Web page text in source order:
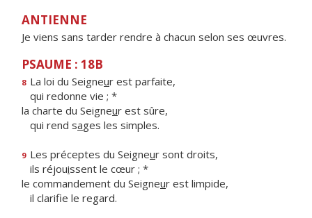
ANTIENNE
Je viens sans tarder rendre à chacun selon ses œuvres.
PSAUME : 18B
8 La loi du Seigneur est parfaite,
qui redonne vie ; *
la charte du Seigneur est sûre,
qui rend sages les simples.
9 Les préceptes du Seigneur sont droits,
ils réjouissent le cœur ; *
le commandement du Seigneur est limpide,
il clarife le regard.